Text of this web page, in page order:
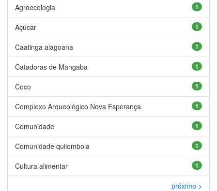
1
Agroecologia
1
Açúcar
1
Caatinga alagoana
1
Catadoras de Mangaba
1
Coco
1
Complexo Arqueológico Nova Esperança
1
Comunidade
1
Comunidade quilombola
1
Cultura alimentar
próximo >